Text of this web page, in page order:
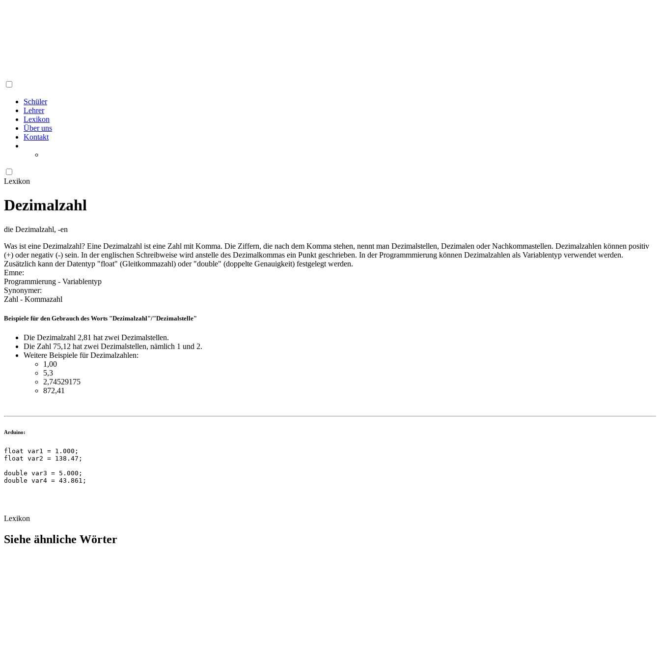
Schüler
Lehrer
Lexikon
Über uns
Kontakt
Lexikon
Dezimalzahl
die Dezimalzahl, -en
Was ist eine Dezimalzahl? Eine Dezimalzahl ist eine Zahl mit Komma. Die Ziffern, die nach dem Komma stehen, nennt man Dezimalstellen, Dezimalen oder Nachkommastellen. Dezimalzahlen können positiv
(+) oder negativ (-) sein. In der englischen Schreibweise wird anstelle des Dezimalkommas ein Punkt geschrieben. In der Programmmierung können Dezimalzahlen als Variablentyp verwendet werden.
Zusätzlich kann der Datentyp "float" (Gleitkommazahl) oder "double" (doppelte Genauigkeit) festgelegt werden.
Emne:
Programmierung - Variablentyp
Synonymer:
Zahl - Kommazahl
Beispiele für den Gebrauch des Worts "Dezimalzahl"/"Dezimalstelle"
Die Dezimalzahl 2,81 hat zwei Dezimalstellen.
Die Zahl 75,12 hat zwei Dezimalstellen, nämlich 1 und 2.
Weitere Beispiele für Dezimalzahlen:
1,00
5,3
2,74529175
872,41
Arduino:
float var1 = 1.000;
float var2 = 138.47;
double var3 = 5.000;
double var4 = 43.861;
Lexikon
Siehe ähnliche Wörter